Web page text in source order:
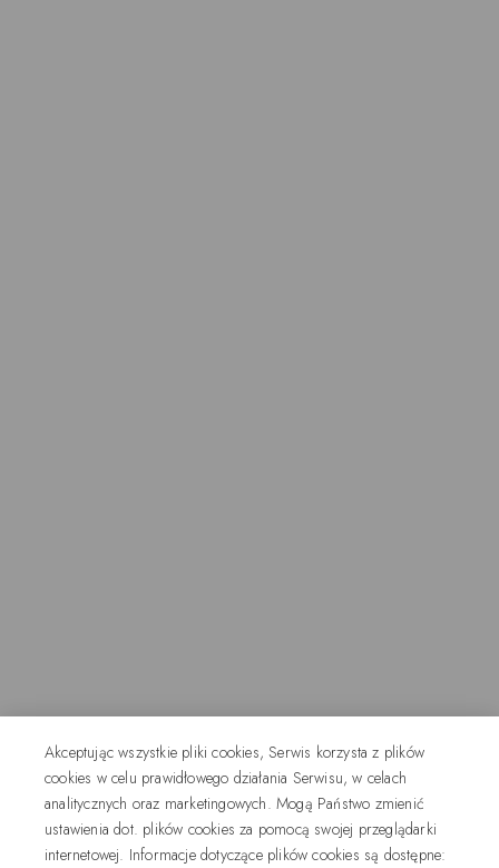
Akceptując wszystkie pliki cookies, Serwis korzysta z plików
cookies w celu prawidłowego działania Serwisu, w celach
analitycznych oraz marketingowych. Mogą Państwo zmienić
ustawienia dot. plików cookies za pomocą swojej przeglądarki
internetowej. Informacje dotyczące plików cookies są dostępne: